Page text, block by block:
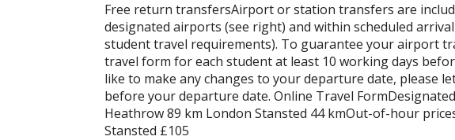
Free return transfersAirport or station transfers are
designated airports (see right) and within scheduled
student travel requirements). To guarantee your airport
travel form for each student at least 10 working days
like to make any changes to your departure date, please
before your departure date. Online Travel
Heathrow 89 km London Stansted 44 kmOut-of-hour
Stansted £105